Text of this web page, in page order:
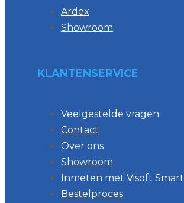
Ardex
Showroom
KLANTENSERVICE
Veelgestelde vragen
Contact
Over ons
Showroom
Inmeten met Visoft Smart
Bestelproces